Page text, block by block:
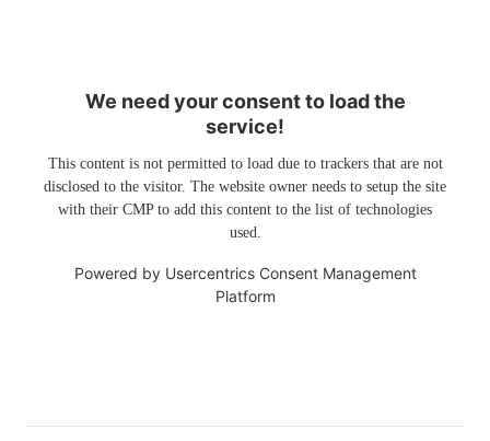
We need your consent to load the
service!
This content is not permitted to load due to trackers that are not
disclosed to the visitor. The website owner needs to setup the site
with their CMP to add this content to the list of technologies
used.
Powered by Usercentrics Consent Management
Platform